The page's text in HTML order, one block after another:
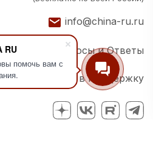
RU
помочь вам с
info@china-ru.ru
Вопросы и Ответы
Написать в поддержку